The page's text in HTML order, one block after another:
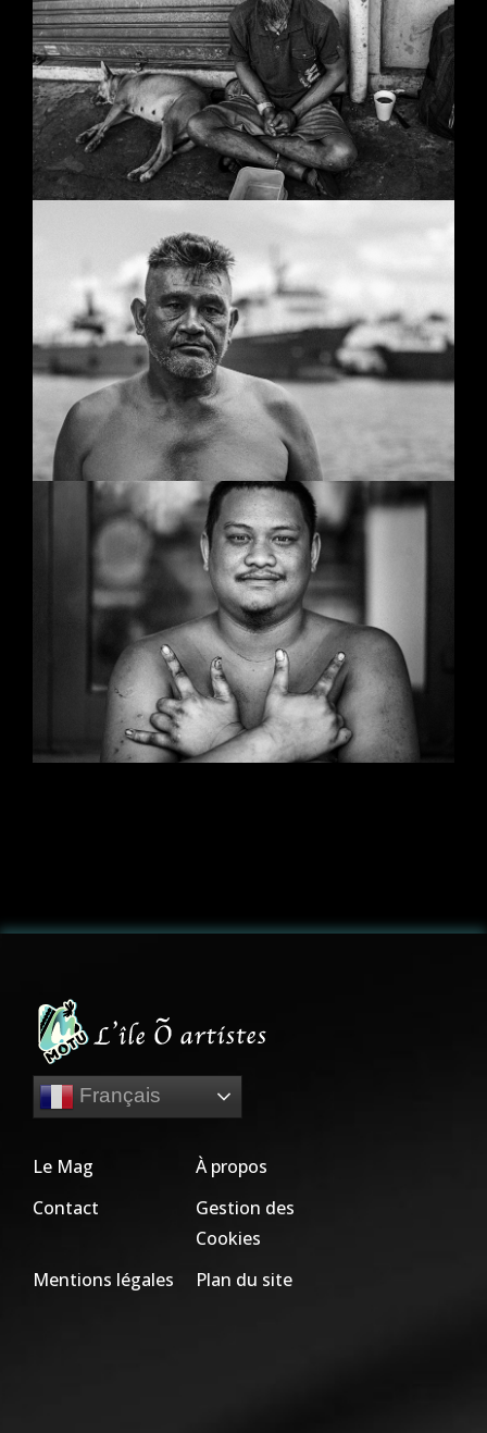
Français
Le Mag
À propos
Contact
Gestion des
Cookies
Mentions légales
Plan du site